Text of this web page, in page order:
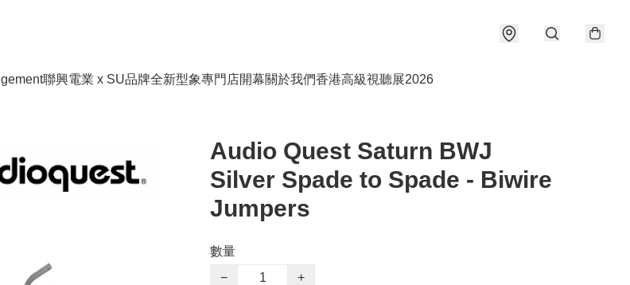
聯興電業 x SU品牌全新型象專門店開幕關於我們香港高級視聽展2026
Audio Quest Saturn BWJ
Silver Spade to Spade - Biwire
Jumpers
數量
−
+